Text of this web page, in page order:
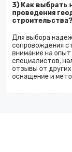
3) Как выбрать
проведения
строительства?
Для выбора
сопровождения
внимание на
специалистов,
отзывы от
оснащение и